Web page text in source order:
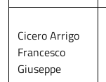
Cicero Arrigo
Francesco
Giuseppe